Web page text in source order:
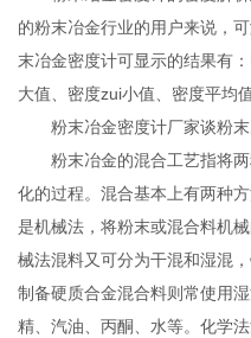
的粉末冶金行业的用户来说，
末冶金密度计可显示的结果有
大值、密度zui小值、密度平均值
粉末冶金密度计厂家谈粉末
粉末冶金的混合工艺指将两
化的过程。混合基本上有两种
是机械法，将粉末或混合料机
械法混料又可分为干混和湿混
制备硬质合金混合料则常使用
精、汽油、丙酮、水等。化学